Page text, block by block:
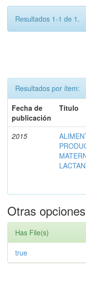
Resultados 1-1 de 1.
Resultados por ítem:
Fecha de
publicación
Título
2015
Otras
Has File(s)
true